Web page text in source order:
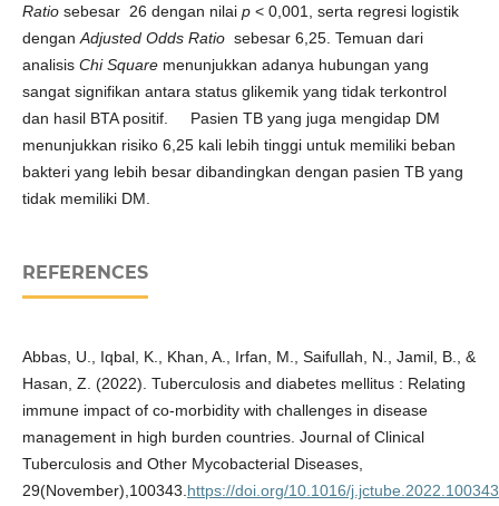
Ratiosebesar 26 dengan nilai p< 0,001, serta regresi logistik
dengan Adjusted Odds Ratiosebesar 6,25. Temuan dari
analisis Chi Squaremenunjukkan adanya hubungan yang
sangat signifikan antara status glikemik yang tidak terkontrol
dan hasil BTA positif. Pasien TB yang juga mengidap DM
menunjukkan risiko 6,25 kali lebih tinggi untuk memiliki beban
bakteri yang lebih besar dibandingkan dengan pasien TB yang
tidak memiliki DM.
REFERENCES
Abbas, U., Iqbal, K., Khan, A., Irfan, M., Saifullah, N., Jamil, B., &
Hasan, Z. (2022). Tuberculosis and diabetes mellitus : Relating
immune impact of co-morbidity with challenges in disease
management in high burden countries. Journal of Clinical
Tuberculosis and Other Mycobacterial Diseases,
29(November),100343. https://doi.org/10.1016/j.jctube.2022.100343